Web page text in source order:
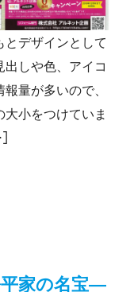
とデザインとして
しや色、アイコ
量が多いので、
小をつけていま
家の名宝―